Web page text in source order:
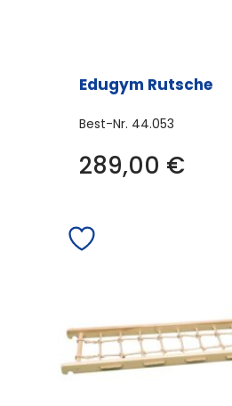
Edugym Rutsche
Best-Nr. 44.053
289,00 €